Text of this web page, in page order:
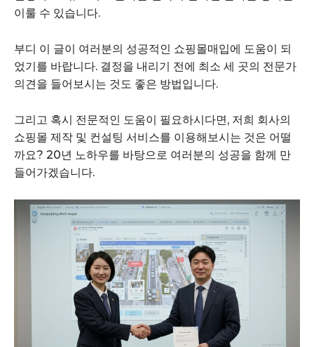
이룰 수 있습니다.
부디 이 글이 여러분의 성공적인 쇼핑몰매입에 도움이 되
었기를 바랍니다. 결정을 내리기 전에 최소 세 곳의 전문가
의견을 들어보시는 것도 좋은 방법입니다.
그리고 혹시 전문적인 도움이 필요하시다면, 저희 회사의
쇼핑몰 제작 및 컨설팅 서비스를 이용해보시는 것은 어떨
까요? 20년 노하우를 바탕으로 여러분의 성공을 함께 만
들어가겠습니다.